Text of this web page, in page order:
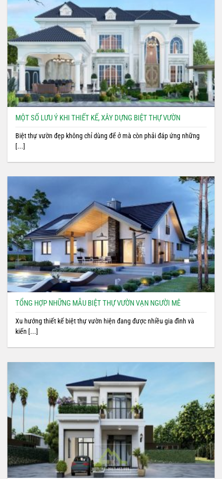
MỘT SỐ LƯU Ý KHI THIẾT KẾ, XÂY DỰNG BIỆT THỰ VƯỜN
Biệt thự vườn đẹp không chỉ dùng để ở mà còn phải đáp ứng những
[...]
TỔNG HỢP NHỮNG MẪU BIỆT THỰ VƯỜN VẠN NGƯỜI MÊ
Xu hướng thiết kế biệt thự vườn hiện đang được nhiều gia đình và
kiến [...]